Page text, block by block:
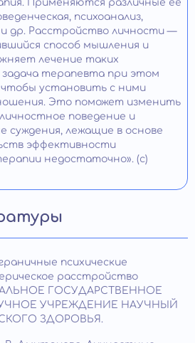
Применяются различные ее
психоанализ,
др. Расстройство личности —
способ мышления и
лечение таких
задача терапевта при этом
установить с ними
Это поможет изменить
поведение и
суждения, лежащие в основе
эффективности
недостаточно». (с)
психические
расстройство
ГОСУДАРСТВЕННОЕ
УЧРЕЖДЕНИЕ НАУЧНЫЙ
ЗДОРОВЬЯ.